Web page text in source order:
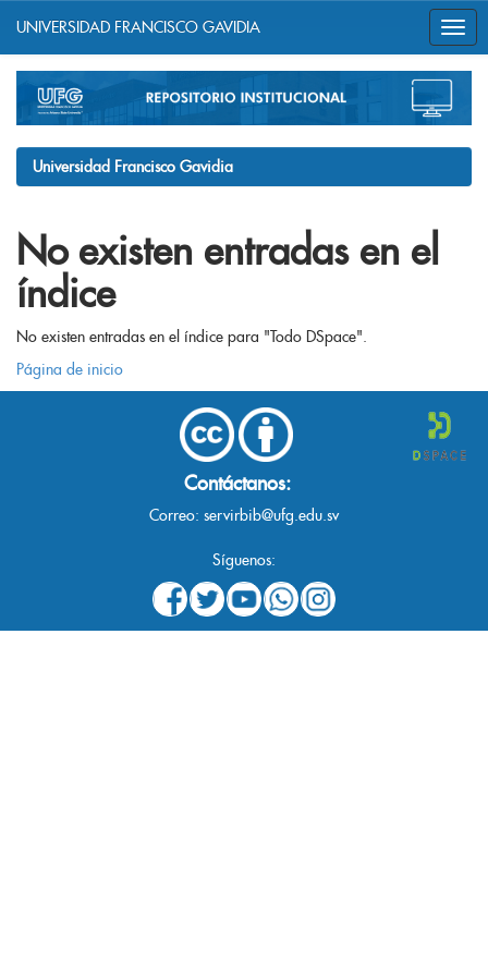
navigation
UNIVERSIDAD FRANCISCO GAVIDIA
Universidad Francisco Gavidia
No existen entradas en el
índice
No existen entradas en el índice para "Todo DSpace".
Página de inicio
Contáctanos:
Correo: servirbib@ufg.edu.sv
Síguenos: